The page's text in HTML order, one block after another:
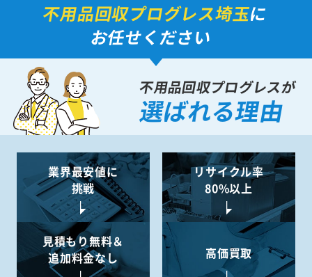
不用品回収プログレス埼玉に
お任せください
不用品回収プログレスが
選ばれる理由
業界最安値に
挑戦
リサイクル率
80%以上
見積もり無料＆
追加料金なし
高価買取